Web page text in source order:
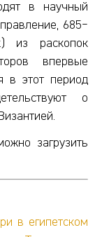
в научный
685‒
из раскопок
впервые
в этот период
о
загрузить
в египетском